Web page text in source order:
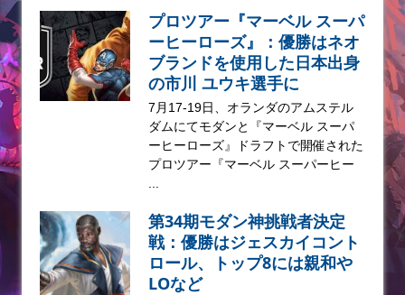
プロツアー『マーベル スーパ
ーヒーローズ』：優勝はネオ
ブランドを使用した日本出身
の市川 ユウキ選手に
7月17-19日、オランダのアムステル
ダムにてモダンと『マーベル スーパ
ーヒーローズ』ドラフトで開催された
プロツアー『マーベル スーパーヒー
第34期モダン神挑戦者決定
戦：優勝はジェスカイコント
ロール、トップ8には親和や
LOなど